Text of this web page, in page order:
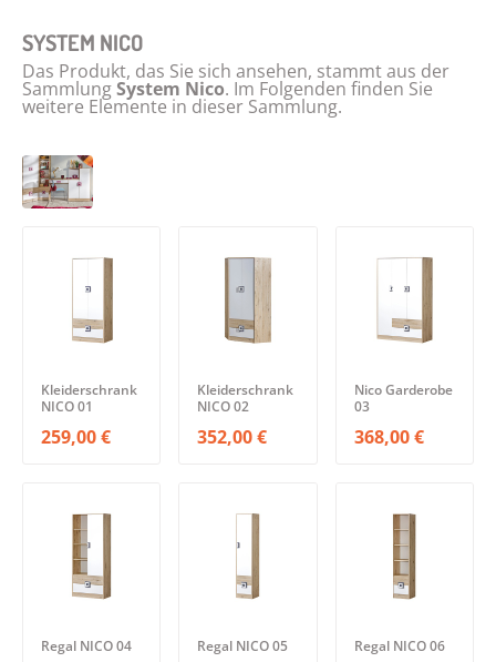
SYSTEM NICO
Das Produkt, das Sie sich ansehen, stammt aus der
SammlungSystem Nico. Im Folgenden finden Sie
weitere Elemente in dieser Sammlung.
Kleiderschrank
NICO 01
259,00 €
Kleiderschrank
NICO 02
352,00 €
Nico Garderobe
03
368,00 €
Regal NICO 04 Regal NICO 05 Regal NICO 06